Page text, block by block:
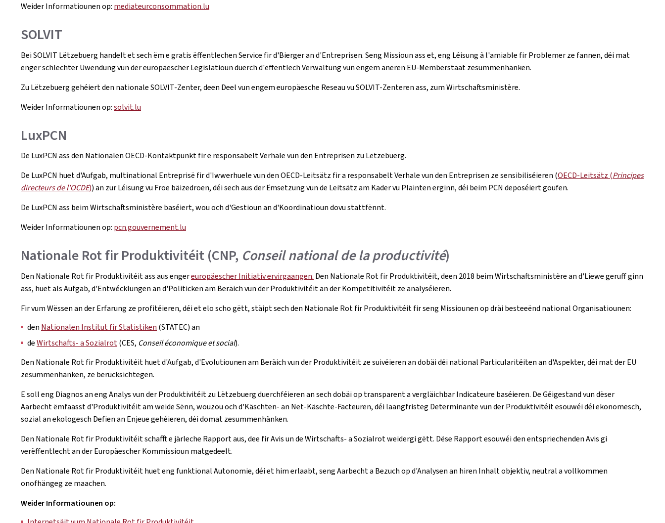
Weider Informatiounen op: mediateurconsommation.lu
SOLVIT
Bei SOLVIT Lëtzebuerg handelt et sech ëm e gratis ëffentlechen Service fir d'Bierger an d'Entreprisen. Seng Missioun ass et, eng Léisung à l'amiable fir Problemer ze fannen, déi mat
enger schlechter Uwendung vun der europäescher Legislatioun duerch d'ëffentlech Verwaltung vun engem aneren EU-Memberstaat zesummenhänken.
Zu Lëtzebuerg gehéiert den nationale SOLVIT-Zenter, deen Deel vun engem europäesche Reseau vu SOLVIT-Zenteren ass, zum Wirtschaftsministère.
Weider Informatiounen op:solvit.lu
LuxPCN
De LuxPCN ass den Nationalen OECD-Kontaktpunkt fir e responsabelt Verhale vun den Entreprisen zu Lëtzebuerg.
De LuxPCN huet d'Aufgab, multinational Entreprisë fir d'Iwwerhuele vun den OECD-Leitsätz fir a responsabelt Verhale vun den Entreprisen ze sensibiliséieren (OECD-Leitsätz (Principes
directeurs de l'OCDE)) an zur Léisung vu Froe bäizedroen, déi sech aus der Ëmsetzung vun de Leitsätz am Kader vu Plainten erginn, déi beim PCN deposéiert goufen.
De LuxPCN ass beim Wirtschaftsministère baséiert, wou och d'Gestioun an d'Koordinatioun dovu stattfënnt.
Weider Informatiounen op: pcn.gouvernement.lu
Nationale Rot fir Produktivitéit (CNP, Conseil national de la productivité)
Den Nationale Rot fir Produktivitéit ass aus engereuropäescher Initiativ ervirgaangen. Den Nationale Rot fir Produktivitéit, deen 2018 beim Wirtschaftsministère an d'Liewe geruff ginn
ass, huet als Aufgab, d'Entwécklungen an d'Politicken am Beräich vun der Produktivitéit an der Kompetitivitéit ze analyséieren.
Fir vum Wëssen an der Erfarung ze profitéieren, déi et elo scho gëtt, stäipt sech den Nationale Rot fir Produktivitéit fir seng Missiounen op dräi besteeënd national Organisatiounen:
den Nationalen Institut fir Statistiken (STATEC) an
deWirtschafts- a Sozialrot(CES, Conseil économique et social).
Den Nationale Rot fir Produktivitéit huet d'Aufgab, d'Evolutiounen am Beräich vun der Produktivitéit ze suivéieren an dobäi déi national Particularitéiten an d'Aspekter, déi mat der EU
zesummenhänken, ze berücksichtegen.
E soll eng Diagnos an eng Analys vun der Produktivitéit zu Lëtzebuerg duerchféieren an sech dobäi op transparent a vergläichbar Indicateure baséieren. De Géigestand vun dëser
Aarbecht ëmfaasst d'Produktivitéit am weide Sënn, wouzou och d'Käschten- an Net-Käschte-Facteuren, déi laangfristeg Determinante vun der Produktivitéit esouwéi déi ekonomesch,
sozial an ekologesch Defien an Enjeue gehéieren, déi domat zesummenhänken.
Den Nationale Rot fir Produktivitéit schafft e järleche Rapport aus, dee fir Avis un de Wirtschafts- a Sozialrot weidergi gëtt. Dëse Rapport esouwéi den entspriechenden Avis gi
verëffentlecht an der Europäescher Kommissioun matgedeelt.
Den Nationale Rot fir Produktivitéit huet eng funktional Autonomie, déi et him erlaabt, seng Aarbecht a Bezuch op d'Analysen an hiren Inhalt objektiv, neutral a vollkommen
onofhängeg ze maachen.
Weider Informatiounen op: